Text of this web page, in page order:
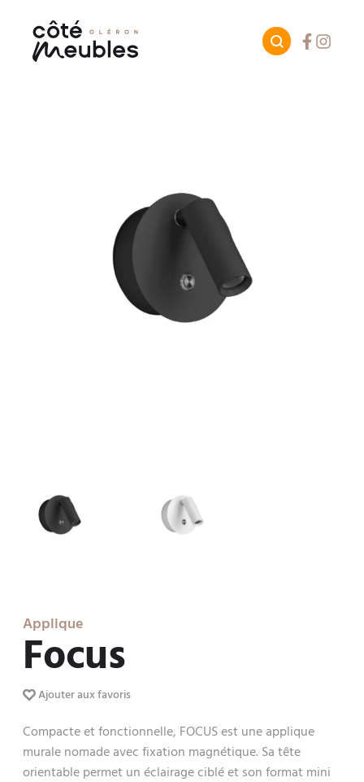
Facebook
Applique
Focus
Ajouter aux favoris
Compacte et fonctionnelle, FOCUS est une applique
murale nomade avec fixation magnétique. Sa tête
orientable permet un éclairage ciblé et son format mini